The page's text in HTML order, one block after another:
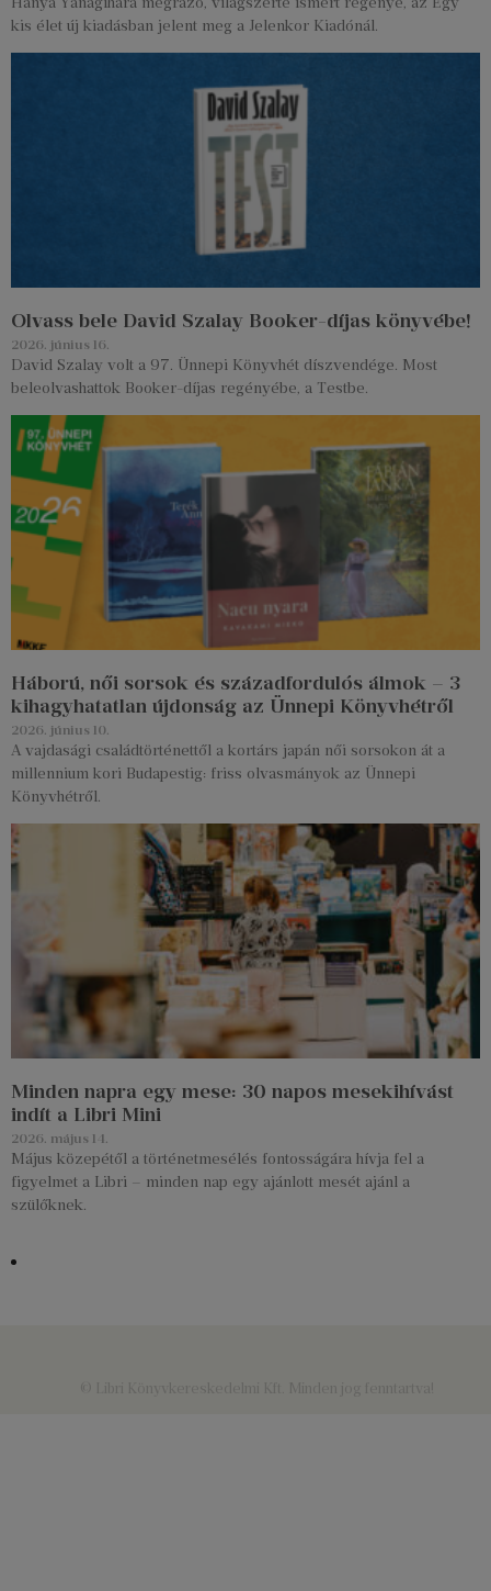
kis élet új kiadásban jelent meg a Jelenkor Kiadónál.
Olvass bele David Szalay Booker-díjas könyvébe!
2026. június 16.
David Szalay volt a 97. Ünnepi Könyvhét díszvendége. Most
beleolvashattok Booker-díjas regényébe, a Testbe.
Háború, női sorsok és századfordulós álmok – 3
kihagyhatatlan újdonság az Ünnepi Könyvhétről
2026. június 10.
A vajdasági családtörténettől a kortárs japán női sorsokon át a
millennium kori Budapestig: friss olvasmányok az Ünnepi
Könyvhétről.
Minden napra egy mese: 30 napos mesekihívást
indít a Libri Mini
2026. május 14.
Május közepétől a történetmesélés fontosságára hívja fel a
figyelmet a Libri – minden nap egy ajánlott mesét ajánl a
szülőknek.